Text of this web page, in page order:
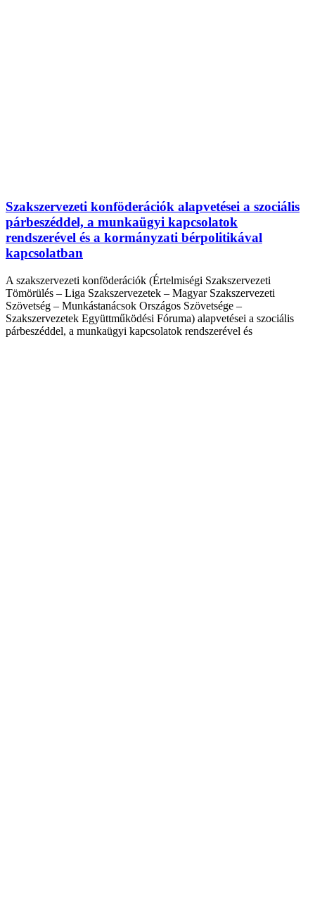
Szakszervezeti konföderációk alapvetései a szociális
párbeszéddel, a munkaügyi kapcsolatok
rendszerével és a kormányzati bérpolitikával
kapcsolatban
A szakszervezeti konföderációk (Értelmiségi Szakszervezeti
Tömörülés – Liga Szakszervezetek – Magyar Szakszervezeti
Szövetség – Munkástanácsok Országos Szövetsége –
Szakszervezetek Együttműködési Fóruma) alapvetései a szociális
párbeszéddel, a munkaügyi kapcsolatok rendszerével és